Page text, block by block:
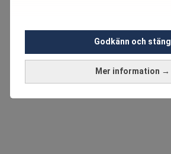
Mer information →
Godkänn och stäng